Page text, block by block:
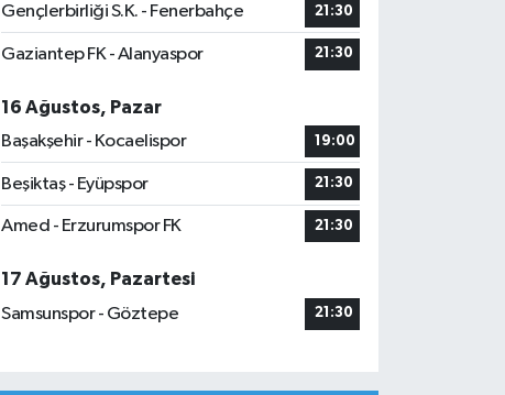
Gençlerbirliği S.K. - Fenerbahçe 21:30
Gaziantep FK - Alanyaspor 21:30
16 Ağustos, Pazar
Başakşehir - Kocaelispor
19:00
Beşiktaş - Eyüpspor 21:30
Amed - Erzurumspor FK 21:30
17 Ağustos, Pazartesi
Samsunspor - Göztepe
21:30